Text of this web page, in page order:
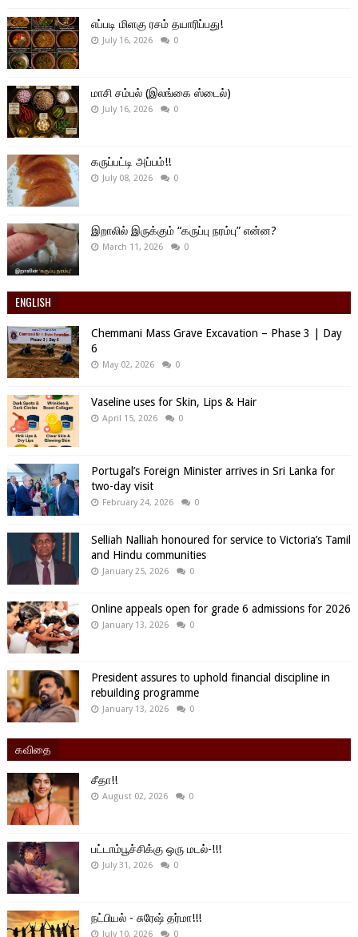
எப்படி மிளகு ரசம் தயாரிப்பது!
July 16, 2026 0
மாசி சம்பல் (இலங்கை ஸ்டைல்)
July 16, 2026 0
கருப்பட்டி அப்பம்!!
July 08, 2026 0
இறாலில் இருக்கும் “கருப்பு நரம்பு” என்ன?
March 11, 2026 0
ENGLISH
Chemmani Mass Grave Excavation – Phase 3 | Day
6
May 02, 2026 0
Vaseline uses for Skin, Lips & Hair
April 15, 2026 0
Portugal’s Foreign Minister arrives in Sri Lanka for
two-day visit
February 24, 2026 0
Selliah Nalliah honoured for service to Victoria’s Tamil
and Hindu communities
January 25, 2026 0
Online appeals open for grade 6 admissions for 2026
January 13, 2026 0
President assures to uphold financial discipline in
rebuilding programme
January 13, 2026 0
கவிதை
சீதா!!
August 02, 2026 0
பட்டாம்பூச்சிக்கு ஒரு மடல்-!!!
July 31, 2026 0
நட்பியல் - சுரேஷ் தர்மா!!!
July 10, 2026 0